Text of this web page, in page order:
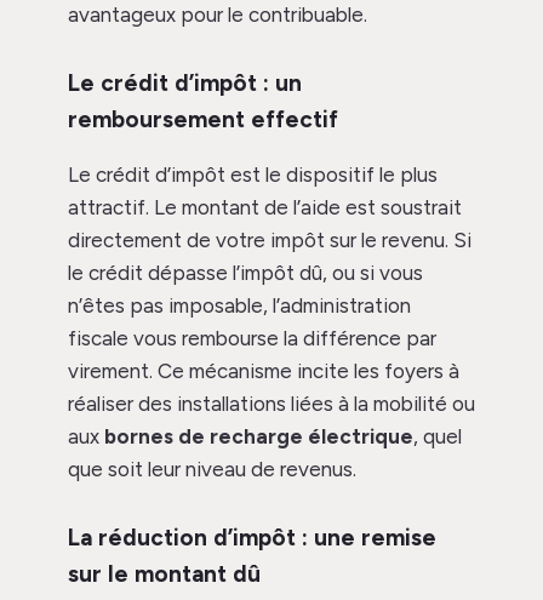
avantageux pour le contribuable.
Le crédit d’impôt : un
remboursement effectif
Le crédit d’impôt est le dispositif le plus
attractif. Le montant de l’aide est soustrait
directement de votre impôt sur le revenu. Si
le crédit dépasse l’impôt dû, ou si vous
n’êtes pas imposable, l’administration
fiscale vous rembourse la différence par
virement. Ce mécanisme incite les foyers à
réaliser des installations liées à la mobilité ou
aux bornes de recharge électrique, quel
que soit leur niveau de revenus.
La réduction d’impôt : une remise
sur le montant dû